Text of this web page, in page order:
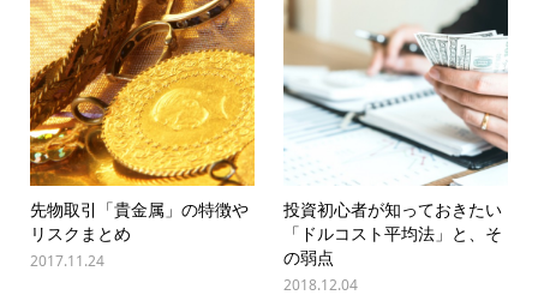
先物取引「貴金属」の特徴や
リスクまとめ
2017.11.24
投資初心者が知っておきたい
「ドルコスト平均法」と、そ
の弱点
2018.12.04